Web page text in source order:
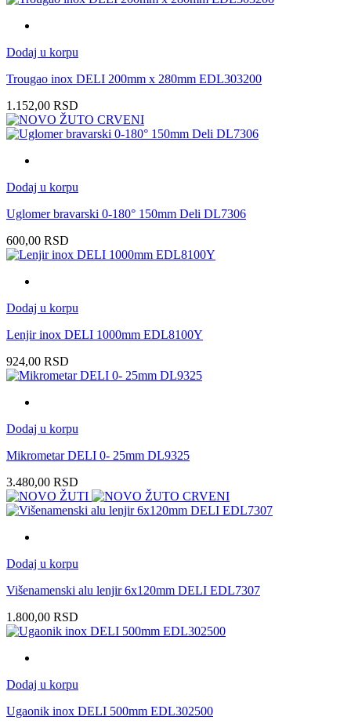
Dodaj u korpu
Trougao inox DELI 200mm x 280mm EDL303200
1.152,00 RSD
Dodaj u korpu
Uglomer bravarski 0-180° 150mm Deli DL7306
600,00 RSD
Dodaj u korpu
Lenjir inox DELI 1000mm EDL8100Y
924,00 RSD
Dodaj u korpu
Mikrometar DELI 0- 25mm DL9325
3.480,00 RSD
Dodaj u korpu
Višenamenski alu lenjir 6x120mm DELI EDL7307
1.800,00 RSD
Dodaj u korpu
Ugaonik inox DELI 500mm EDL302500